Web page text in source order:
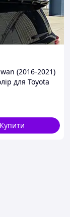
(2016-2021)
для Toyota
Купити